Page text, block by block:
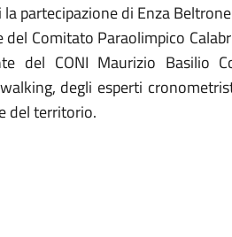
partecipazione di Enza
Comitato Paraolimpico
del CONI Maurizio Basilio
degli esperti
del territorio.